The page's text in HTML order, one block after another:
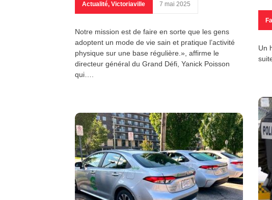
Actualité, Victoriaville 7 mai 2025
Notre mission est de faire en sorte que les gens
adoptent un mode de vie sain et pratique l’activité
physique sur une base régulière.», affirme le
directeur général du Grand Défi, Yanick Poisson
qui….
Un